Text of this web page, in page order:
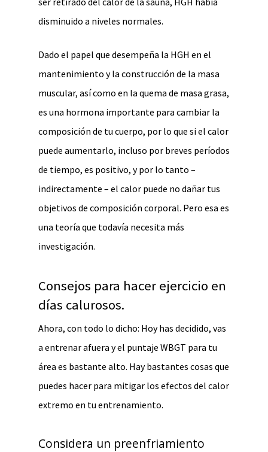
disminuido a niveles normales.
Dado el papel que desempeña la HGH en el
mantenimiento y la construcción de la masa
muscular, así como en la quema de masa grasa,
es una hormona importante para cambiar la
composición de tu cuerpo, por lo que si el calor
puede aumentarlo, incluso por breves períodos
de tiempo, es positivo, y por lo tanto –
indirectamente – el calor puede no dañar tus
objetivos de composición corporal. Pero esa es
una teoría que todavía necesita más
investigación.
Consejos para hacer ejercicio en
días calurosos.
Ahora, con todo lo dicho: Hoy has decidido, vas
a entrenar afuera y el puntaje WBGT para tu
área es bastante alto. Hay bastantes cosas que
puedes hacer para mitigar los efectos del calor
extremo en tu entrenamiento.
Considera un preenfriamiento